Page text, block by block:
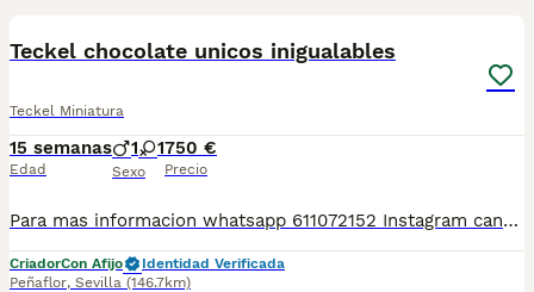
Teckel chocolate unicos inigualables
Teckel Miniatura
15 semanas
Edad
1 1
Sexo
750 €
Precio
Para mas informacion whatsapp 611072152 Instagram canpuppydoggg Web www.canpuppydog.com Cachorros teckel disponible machos y hembras Tamaño kaninchen-miniatura (pequeñitos) Gran pasión por esta raza, muchos años de experiencia, muy cariñosos y juguetones de excelente linea Se entregan con 2 meses en adelante, criados en ambiente familiar y muy sociables con otras razas Listo para entrega inmediata en cualquier punto de España, También personalmente por todo Andalucía Nos encontramos entre Cordoba y Sevilla Espectaculares colores , pregunte por cachorros disponibles. Los entregamos con cartilla veterinaria, vacunas correspondientes, desparasitación tanto externa como interna Los precios varían dependiendo las características y calidad del cachorro. Disponemos de más razas teckel daschund pomerania ratón de praga chihuahua bichon maltés caniche toy yorkshire biewer dachshund
CriadorCon Afijo
Identidad Verificada
Peñaflor, Sevilla (146.7km)